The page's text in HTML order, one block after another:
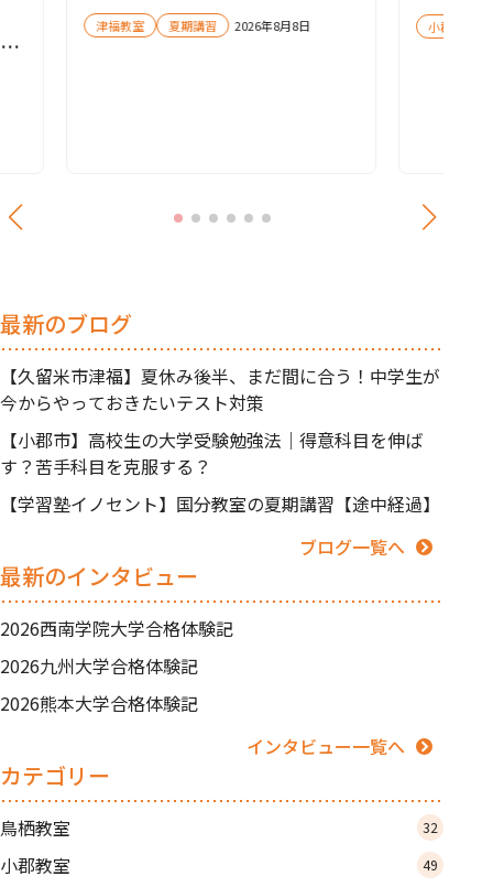
今からやっておきたいテスト
対策
津福教室 夏期講習 2026年8月8日
苦手科
小郡教室
最新のブログ
【久留米市津福】夏休み後半、まだ間に合う！中学生が
今からやっておきたいテスト対策
【小郡市】高校生の大学受験勉強法｜得意科目を伸ば
す？苦手科目を克服する？
【学習塾イノセント】国分教室の夏期講習【途中経過】
ブログ一覧へ
最新のインタビュー
2026西南学院大学合格体験記
2026九州大学合格体験記
2026熊本大学合格体験記
インタビュー一覧へ
カテゴリー
鳥栖教室 32
小郡教室 49